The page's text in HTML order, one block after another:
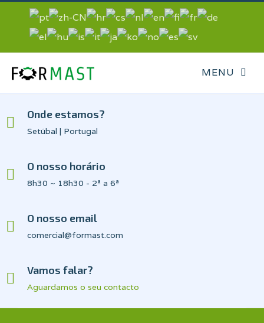
Onde estamos?
Setúbal | Portugal
O nosso horário
8h30 ~ 18h30 - 2ª a 6ª
O nosso email
comercial@formast.com
Vamos falar?
Aguardamos o seu contacto